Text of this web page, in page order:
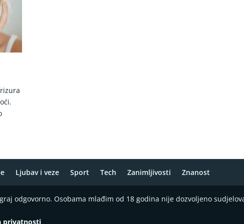
Ljubav i veze Sport Tech Zanimljivosti Znanost
odgovorno. Osobama mlađim od 18 godina nije dozvoljeno
privatnosti